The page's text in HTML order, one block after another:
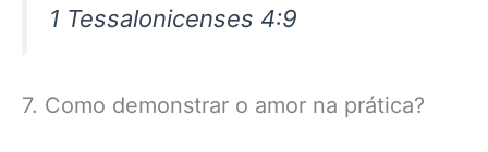
1 Tessalonicenses 4:9
7. Como demonstrar o amor na prática?